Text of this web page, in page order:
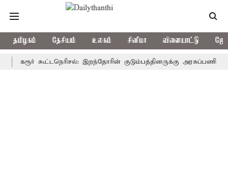
தமிழகம் தேசியம் உலகம் சினிமா விளையாட்டு
கூட்டநெரிசல்: இறந்தோரின் குடும்பத்தினருக்கு அரசுப்பணி